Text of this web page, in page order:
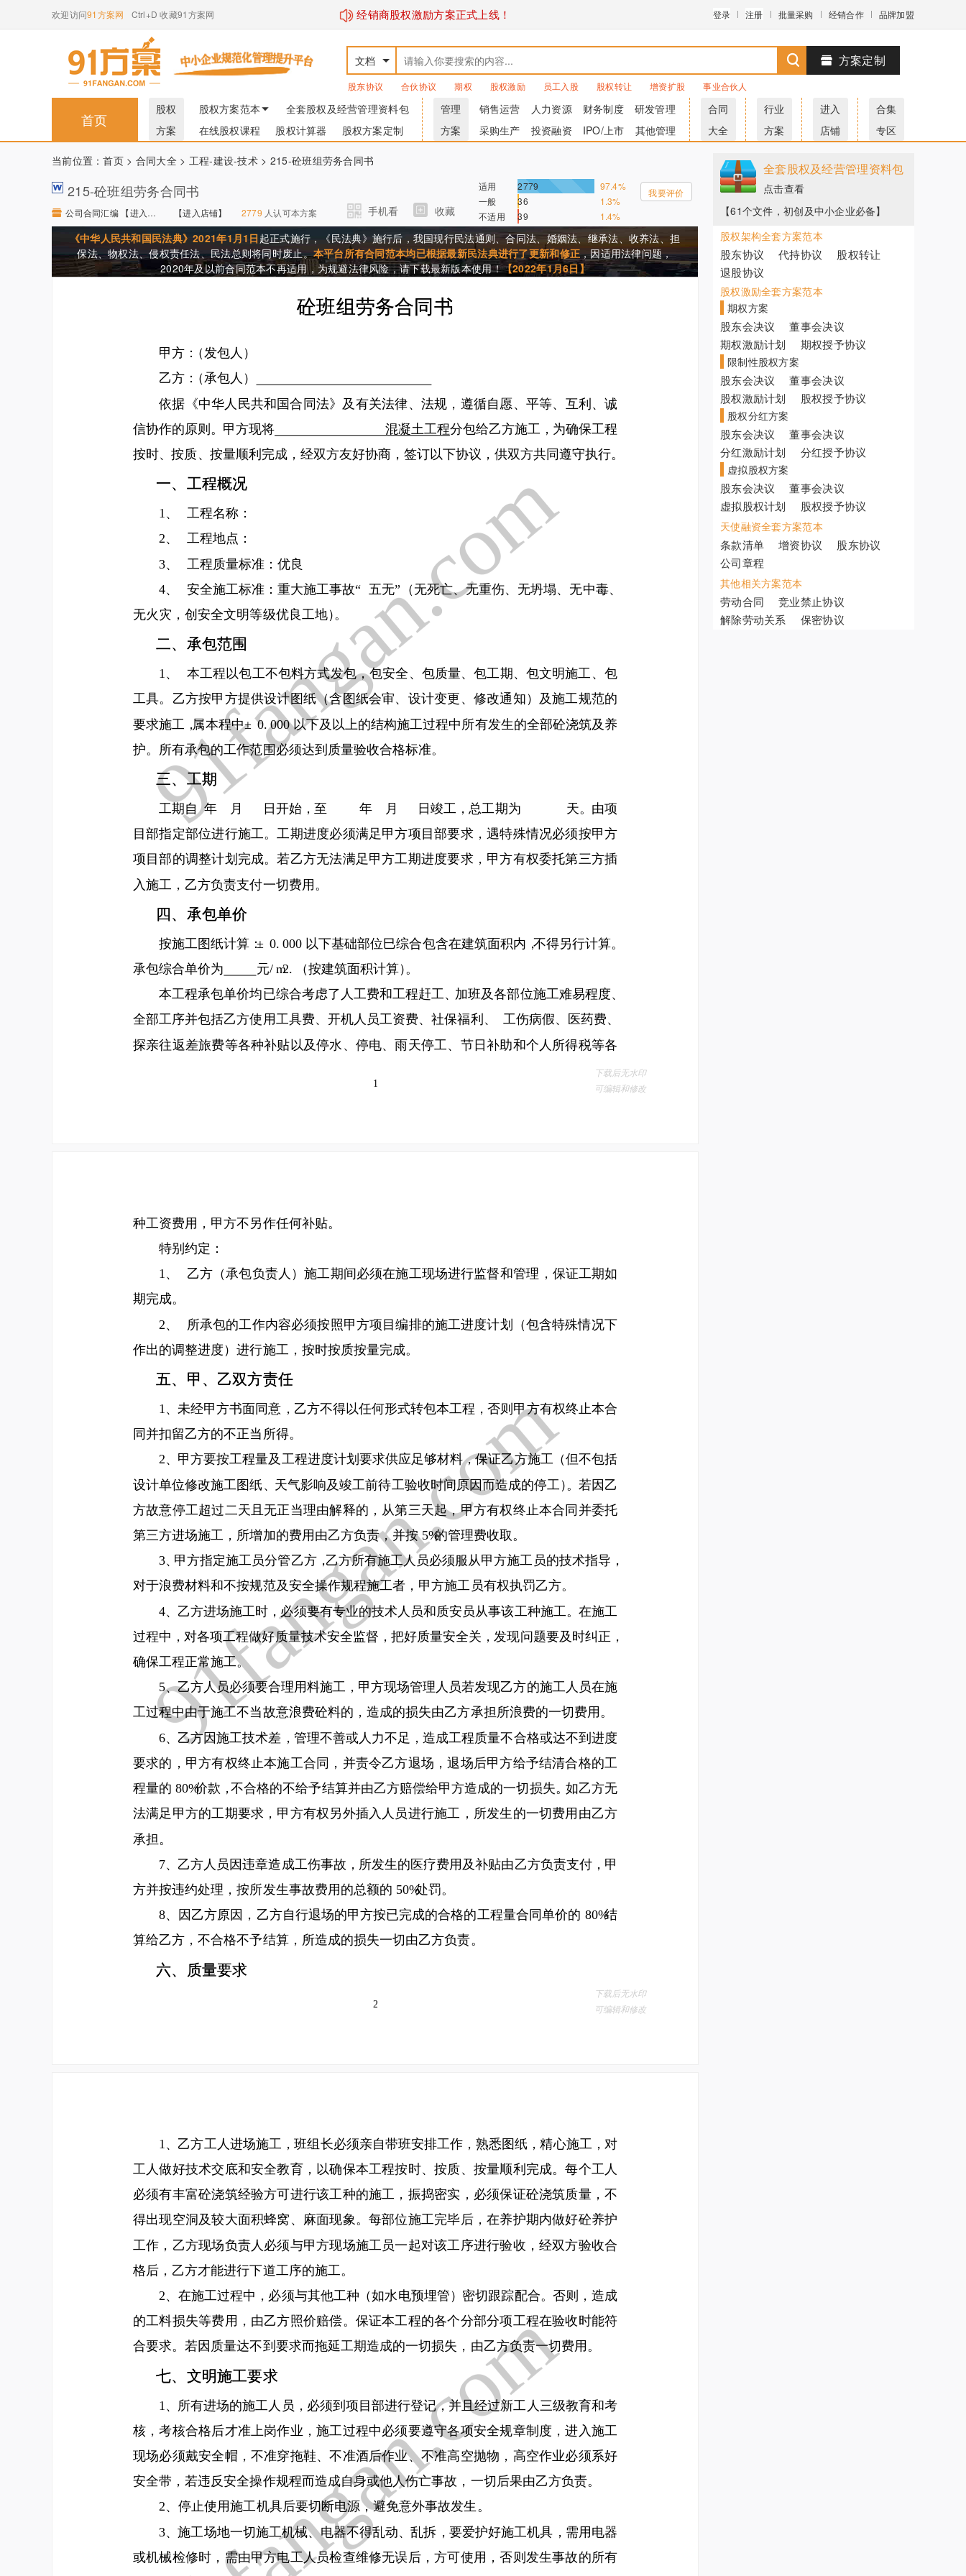
经销商股权激励方案正式上线！
欢迎访问91方案网 Ctrl+D 收藏91方案网 登录 注册 批量采购 经销合作 品牌加盟
文档
股东协议 合伙协议 期权 股权激励 员工入股 股权转让 增资扩股 事业合伙人
方案定制
首页
股权
方案
股权方案范本
全套股权及经营管理资料包
在线股权课程
股权计算器 股权方案定制
管理
方案
销售运营 人力资源 财务制度
研发管理
采购生产
投资融资 IPO/上市 其他管理
合同
大全
行业
方案
进入
店铺
合集
专区
当前位置：首页> 合同大全> 工程-建设-技术 > 215-砼班组劳务合同书
215-砼班组劳务合同书
公司合同汇编 【进入店铺】 【进入店铺】 2779 人认可本方案 手机看 收藏
适用 2779
97.4%
一般
36
1.3%
不适用
39 1.4%
我要评价
《中华人民共和国民法典》2021年1月1日起正式施行，《民法典》施行后，我国现行民法通则、合同法、婚姻法、继承法、收养法、担
保法、物权法、侵权责任法、民法总则将同时废止。本平台所有合同范本均已根据最新民法典进行了更新和修正，因适用法律问题，
2020年及以前合同范本不再适用，为规避法律风险，请下载最新版本使用！【2022年1月6日】
全套股权及经营管理资料包
点击查看
【61个文件，初创及中小企业必备】
股权架构全套方案范本
股东协议 代持协议
股权转让
退股协议
股权激励全套方案范本
期权方案
股东会决议
董事会决议
期权激励计划
期权授予协议
限制性股权方案
股东会决议
董事会决议
股权激励计划
股权授予协议
股权分红方案
股东会决议
董事会决议
分红激励计划
分红授予协议
虚拟股权方案
股东会决议
董事会决议
虚拟股权计划
股权授予协议
天使融资全套方案范本
条款清单 增资协议
股东协议
公司章程
其他相关方案范本
劳动合同
竞业禁止协议
解除劳动关系
保密协议